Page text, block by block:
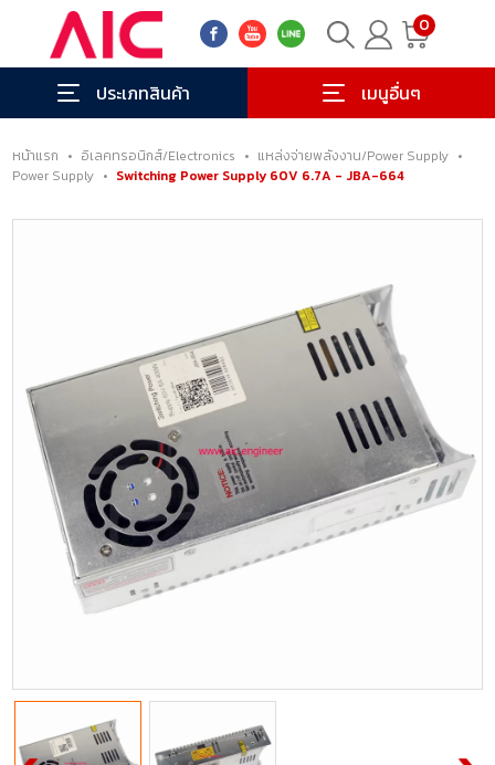
0
ประเภทสินค้า เมนูอื่นๆ
หน้าแรก • อิเลคทรอนิกส์/Electronics • แหล่งจ่ายพลังงาน/Power Supply •
Power Supply • Switching Power Supply 60V 6.7A - JBA-664